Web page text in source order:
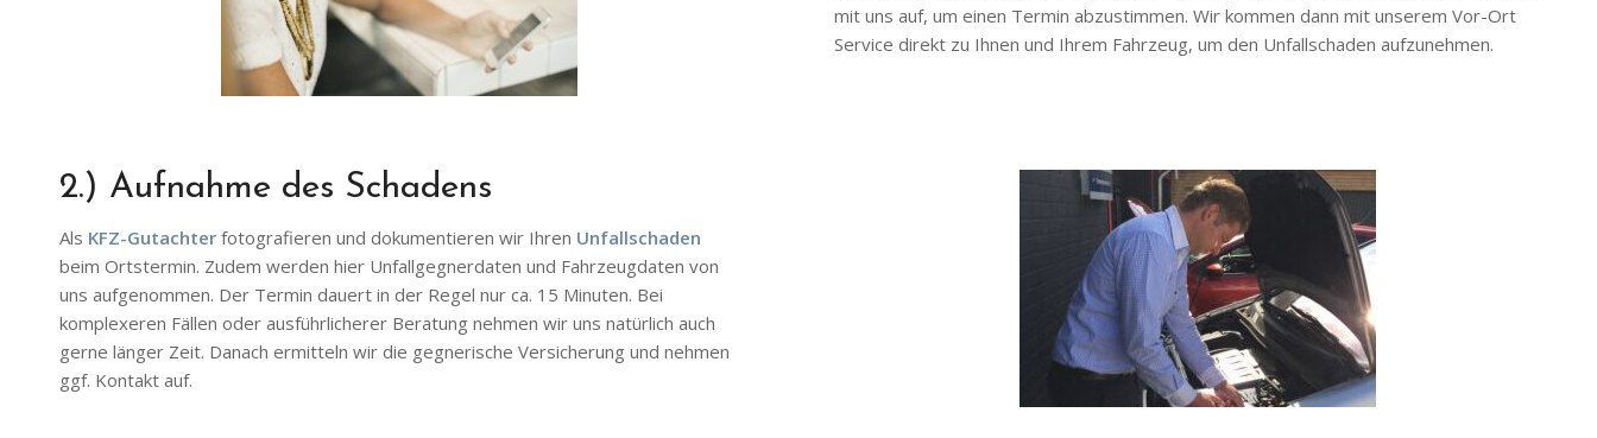
mit uns auf, um einen Termin abzustimmen. Wir kommen dann mit unserem Vor-Ort
Service direkt zu Ihnen und Ihrem Fahrzeug, um den Unfallschaden aufzunehmen.
2.) Aufnahme des Schadens
Als KFZ-Gutachter fotografieren und dokumentieren wir Ihren Unfallschaden
beim Ortstermin. Zudem werden hier Unfallgegnerdaten und Fahrzeugdaten von
uns aufgenommen. Der Termin dauert in der Regel nur ca. 15 Minuten. Bei
komplexeren Fällen oder ausführlicherer Beratung nehmen wir uns natürlich auch
gerne länger Zeit. Danach ermitteln wir die gegnerische Versicherung und nehmen
ggf. Kontakt auf.